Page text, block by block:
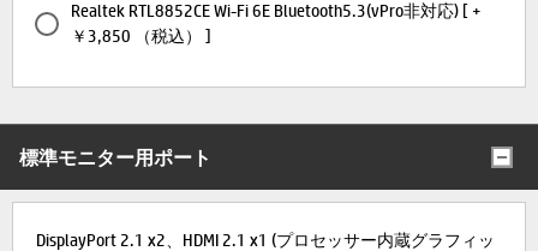
Realtek RTL8852CE Wi-Fi 6E Bluetooth5.3(vPro非対応) [ +
￥3,850 （税込） ]
標準モニター用ポート
DisplayPort 2.1 x2、HDMI 2.1 x1 (プロセッサー内蔵グラフィッ